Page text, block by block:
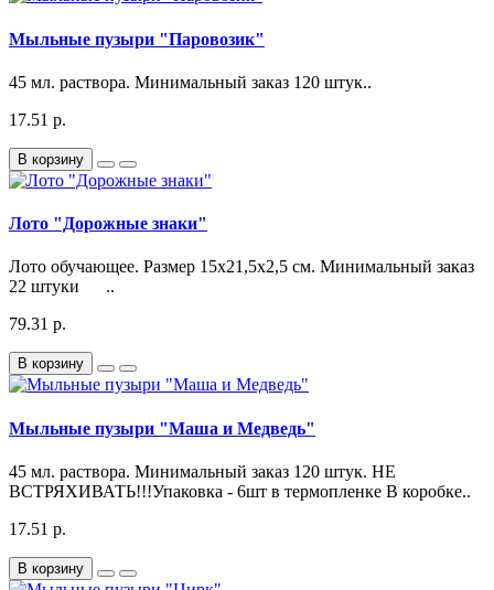
Мыльные пузыри "Паровозик"
45 мл. раствора. Минимальный заказ 120 штук..
17.51 р.
В корзину
Лото "Дорожные знаки"
Лото обучающее. Размер 15х21,5х2,5 см. Минимальный заказ
22 штуки ..
79.31 р.
В корзину
Мыльные пузыри "Маша и Медведь"
45 мл. раствора. Минимальный заказ 120 штук. НЕ
ВСТРЯХИВАТЬ!!!Упаковка - 6шт в термопленке В коробке..
17.51 р.
В корзину